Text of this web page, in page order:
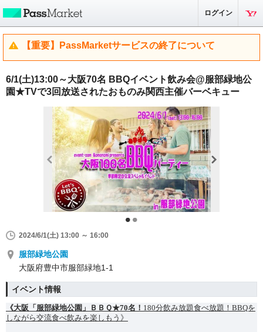
ログイン
【重要】PassMarketサービスの終了について
6/1(土)13:00～大阪70名 BBQイベント飲み会@服部緑地公
園★TVで3回放送されたおものみ関西主催バーベキュー
2024/6/1(土) 13:00 ～ 16:00
服部緑地公園
大阪府豊中市服部緑地1-1
イベント情報
《大阪「服部緑地公園」ＢＢＱ★70名！ 180分飲み放題食べ放題！BBQを
しながら交流食べ飲みを楽しもう》